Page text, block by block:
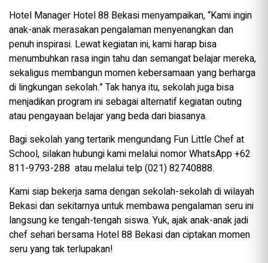
Hotel Manager Hotel 88 Bekasi menyampaikan, “Kami ingin
anak-anak merasakan pengalaman menyenangkan dan
penuh inspirasi. Lewat kegiatan ini, kami harap bisa
menumbuhkan rasa ingin tahu dan semangat belajar mereka,
sekaligus membangun momen kebersamaan yang berharga
di lingkungan sekolah.” Tak hanya itu, sekolah juga bisa
menjadikan program ini sebagai alternatif kegiatan outing
atau pengayaan belajar yang beda dari biasanya.
Bagi sekolah yang tertarik mengundang Fun Little Chef at
School, silakan hubungi kami melalui nomor WhatsApp +62
811-9793-288 atau melalui telp (021) 82740888.
Kami siap bekerja sama dengan sekolah-sekolah di wilayah
Bekasi dan sekitarnya untuk membawa pengalaman seru ini
langsung ke tengah-tengah siswa. Yuk, ajak anak-anak jadi
chef sehari bersama Hotel 88 Bekasi dan ciptakan momen
seru yang tak terlupakan!